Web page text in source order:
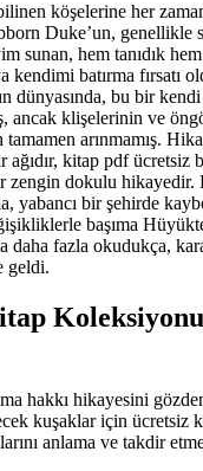
köşelerine her
Duke’un, genellikle
sunan, hem tanıdık
kendimi batırma fırsatı
dünyasında, bu bir kendi
ancak klişelerinin ve
arınmamış.
ağıdır, kitap pdf ücretsiz
zengin dokulu hikayedir.
yabancı bir şehirde
başıma
daha fazla okudukça,
geldi.
hakkı hikayesini
kuşaklar için ücretsiz
anlama ve takdir